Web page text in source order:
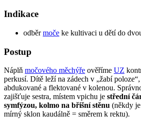
Indikace
odběrmoče ke kultivaci u dětí do
Postup
Náplň močového měchýře ověříme UZ
perkusí. Dítě leží na zádech v „žabí
abdukované a flektované v kolenou.
zajišťuje sestra, místem vpichu je střední
symfýzou, kolmo na břišní stěnu (někdy
mírný sklon kaudálně = směrem k rektu).